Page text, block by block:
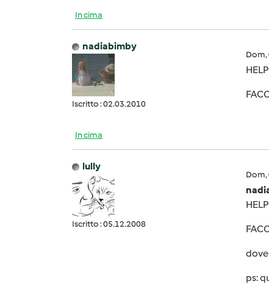
In cima
nadiabimby
Iscritto : 02.03.2010
In cima
lully
Iscritto : 05.12.2008
Dom,
ps: